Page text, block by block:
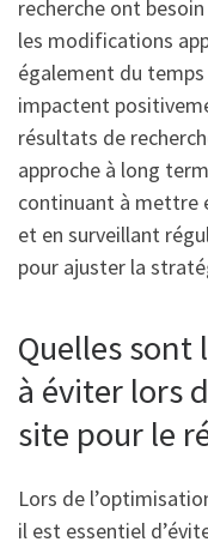
recherche ont
les modifications
également du
impactent
résultats de
approche à long
continuant à mettre
et en surveillant
pour ajuster la
Quelles sont
à éviter lors
site pour le
Lors de
il est essentiel